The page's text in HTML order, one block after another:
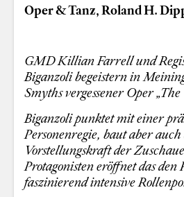
Oper & Tanz, Roland H.
GMD Killian Farrell und
Biganzoli begeistern in
Smyths vergessener Oper
Biganzoli punktet mit einer
Personenregie, baut aber
Vorstellungskraft der
Protagonisten eröffnet das
faszinierend intensive